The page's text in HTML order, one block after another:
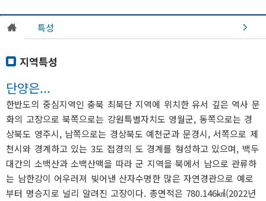
특성
지역특성
단양은...
한반도의 중심지역인 충북 최북단 지역에 위치한 유서 깊은 역사 문
화의 고장으로 북쪽으로는 강원특별자치도 영월군, 동쪽으로는 경
상북도 영주시, 남쪽으로는 경상북도 예천군과 문경시, 서쪽으로 제
천시와 경계하고 있는 3도 접경의 도 경계를 형성하고 있으며, 백두
대간의 소백산과 소백산맥을 따라 군 지역을 북에서 남으로 관류하
는 남한강이 어우러져 빚어낸 산자수명한 많은 자연경관으로 예로
부터 명승지로 널리 알려진 고장이다. 총면적은 780.146㎢(2022년